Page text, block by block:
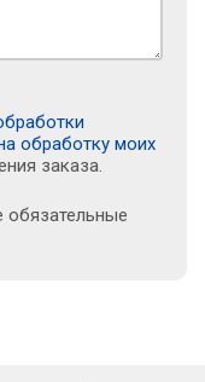
обработку моих
заказа.